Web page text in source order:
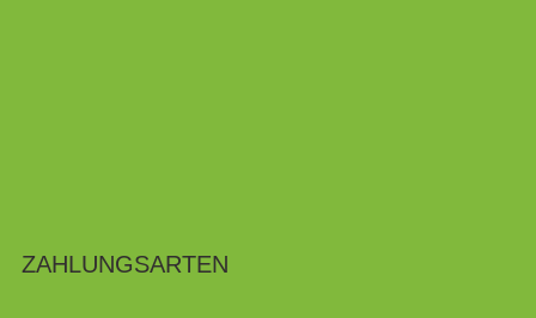
ZAHLUNGSARTEN